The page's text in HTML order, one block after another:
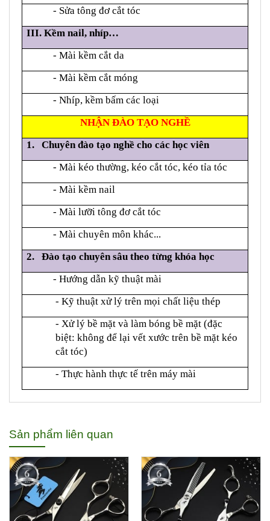
- Sửa tông đơ cắt tóc
III. Kềm nail, nhíp…
- Mài kềm cắt da
- Mài kềm cắt móng
- Nhíp, kềm bấm các loại
NHẬN ĐÀO TẠO NGHỀ
1.Chuyên đào tạo nghề cho các học viên
- Mài kéo thường, kéo cắt tóc, kéo tỉa tóc
- Mài kềm nail
- Mài lưỡi tông đơ cắt tóc
- Mài chuyên môn khác...
2. Đào tạo chuyên sâu theo từng khóa học
- Hướng dẫn kỹ thuật mài
- Kỹ thuật xử lý trên mọi chất liệu thép
- Xử lý bề mặt và làm bóng bề mặt (đặc
biệt: không để lại vết xước trên bề mặt kéo
cắt tóc)
- Thực hành thực tế trên máy mài
Sản phẩm liên quan